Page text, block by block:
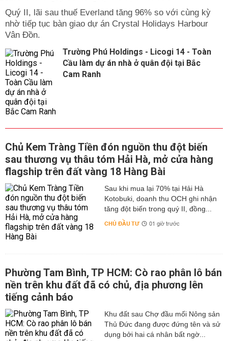
Quý II, lãi sau thuế Everland tăng 96% so với cùng kỳ
nhờ tiếp tục bàn giao dự án Crystal Holidays Harbour
Vân Đồn.
Trường Phú Holdings - Licogi 14 - Toàn
Cầu làm dự án nhà ở quân đội tại Bắc
Cam Ranh
Chủ Kem Tràng Tiền đón nguồn thu đột biến
sau thương vụ thâu tóm Hải Hà, mở cửa hàng
flagship trên đất vàng 18 Hàng Bài
Sau khi mua lại 70% tại Hải Hà
Kotobuki, doanh thu OCH ghi nhận
tăng đột biến trong quý II, đồng...
CHỦ ĐẦU TƯ 01 giờ trước
Phường Tam Bình, TP HCM: Cò rao phân lô bán
nền trên khu đất đã có chủ, địa phương lên
tiếng cảnh báo
Khu đất sau Chợ đầu mối Nông sản
Thủ Đức đang được đứng tên và sử
dụng bởi hai cá nhân bất ngờ...